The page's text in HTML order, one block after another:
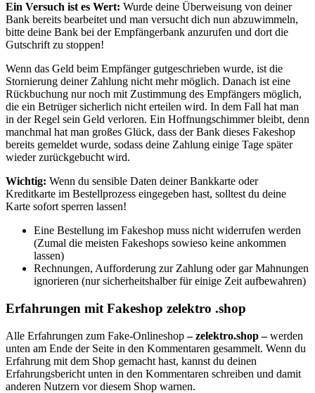
Ein Versuch ist es Wert: Wurde deine Überweisung von deiner
Bank bereits bearbeitet und man versucht dich nun abzuwimmeln,
bitte deine Bank bei der Empfängerbank anzurufen und dort die
Gutschrift zu stoppen!
Wenn das Geld beim Empfänger gutgeschrieben wurde, ist die
Stornierung deiner Zahlung nicht mehr möglich. Danach ist eine
Rückbuchung nur noch mit Zustimmung des Empfängers möglich,
die ein Betrüger sicherlich nicht erteilen wird. In dem Fall hat man
in der Regel sein Geld verloren. Ein Hoffnungschimmer bleibt, denn
manchmal hat man großes Glück, dass der Bank dieses Fakeshop
bereits gemeldet wurde, sodass deine Zahlung einige Tage später
wieder zurückgebucht wird.
Wichtig: Wenn du sensible Daten deiner Bankkarte oder
Kreditkarte im Bestellprozess eingegeben hast, solltest du deine
Karte sofort sperren lassen!
Eine Bestellung im Fakeshop muss nicht widerrufen werden
(Zumal die meisten Fakeshops sowieso keine ankommen
lassen)
Rechnungen, Aufforderung zur Zahlung oder gar Mahnungen
ignorieren (nur sicherheitshalber für einige Zeit aufbewahren)
Erfahrungen mit Fakeshop zelektro .shop
Alle Erfahrungen zum Fake-Onlineshop– zelektro.shop –werden
unten am Ende der Seite in den Kommentaren gesammelt. Wenn du
Erfahrung mit dem Shop gemacht hast, kannst du deinen
Erfahrungsbericht unten in den Kommentaren schreiben und damit
anderen Nutzern vor diesem Shop warnen.